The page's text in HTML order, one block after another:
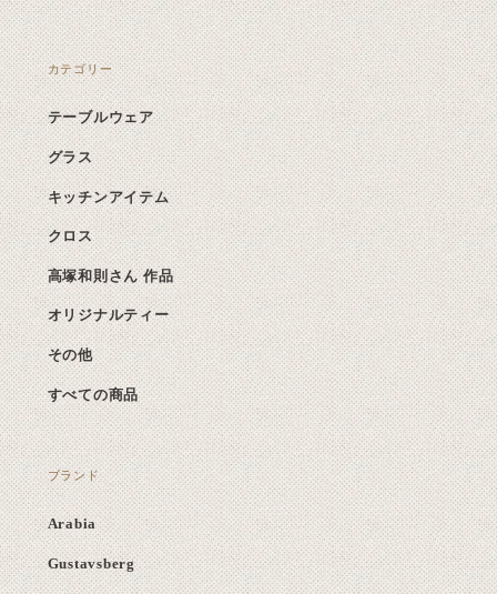
カテゴリー
テーブルウェア
グラス
キッチンアイテム
クロス
高塚和則さん 作品
オリジナルティー
その他
すべての商品
ブランド
Arabia
Gustavsberg